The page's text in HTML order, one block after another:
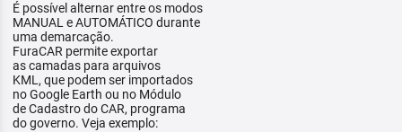
É possível alternar entre os modos
MANUAL e AUTOMÁTICO durante
uma demarcação.
FuraCAR permite exportar
as camadas para arquivos
KML, que podem ser importados
no Google Earth ou no Módulo
de Cadastro do CAR, programa
do governo. Veja exemplo: